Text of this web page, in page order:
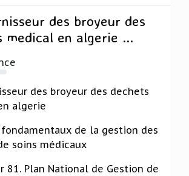
des broyeur des
medical en algerie ...
des broyeur des dechets
algerie
fondamentaux de la gestion des
soins médicaux
81. Plan National de Gestion de